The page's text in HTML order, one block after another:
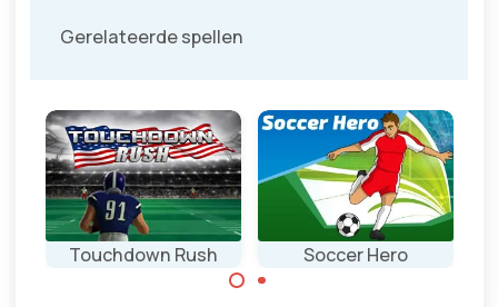
Gerelateerde spellen
Touchdown Rush Soccer Hero